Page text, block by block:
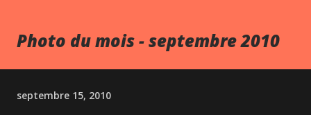
Photo du mois - septembre 2010
septembre 15, 2010